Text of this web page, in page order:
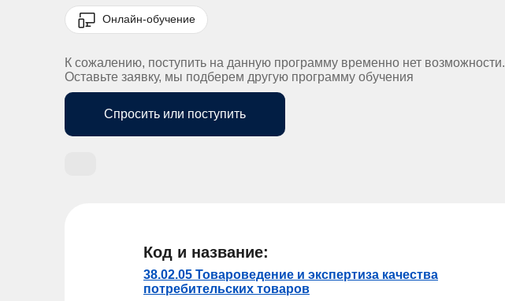
Онлайн-обучение
К сожалению, поступить на данную программу временно нет возможности.
Оставьте заявку, мы подберем другую программу обучения
Спросить или поступить
Код и название:
38.02.05 Товароведение и экспертиза качества
потребительских товаров